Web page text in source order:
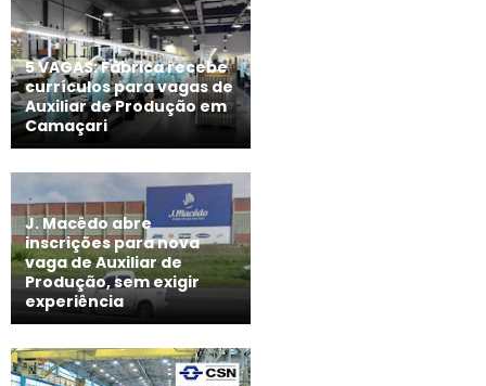
5 VAGAS: Fábrica recebe
currículos para vagas de
Auxiliar de Produção em
Camaçari
J. Macêdo abre
inscrições para nova
vaga de Auxiliar de
Produção, sem exigir
experiência